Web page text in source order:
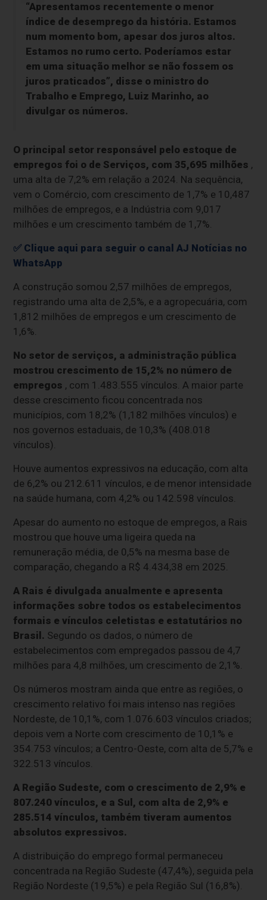
“Apresentamos recentemente o menor
índice de desemprego da história. Estamos
num momento bom, apesar dos juros altos.
Estamos no rumo certo. Poderíamos estar
em uma situação melhor se não fossem os
juros praticados”, disse o ministro do
Trabalho e Emprego, Luiz Marinho, ao
divulgar os números.
O principal setor responsável pelo estoque de
empregos foi o de Serviços, com 35,695 milhões ,
uma alta de 7,2% em relação a 2024. Na sequência,
vem o Comércio, com crescimento de 1,7% e 10,487
milhões de empregos, e a Indústria com 9,017
milhões e um crescimento também de 1,7%.
✅ Clique aqui para seguir o canal AJ Notícias no
WhatsApp
A construção somou 2,57 milhões de empregos,
registrando uma alta de 2,5%, e a agropecuária, com
1,812 milhões de empregos e um crescimento de
1,6%.
No setor de serviços, a administração pública
mostrou crescimento de 15,2% no número de
empregos , com 1.483.555 vínculos. A maior parte
desse crescimento ficou concentrada nos
municípios, com 18,2% (1,182 milhões vínculos) e
nos governos estaduais, de 10,3% (408.018
vínculos).
Houve aumentos expressivos na educação, com alta
de 6,2% ou 212.611 vínculos, e de menor intensidade
na saúde humana, com 4,2% ou 142.598 vínculos.
Apesar do aumento no estoque de empregos, a Rais
mostrou que houve uma ligeira queda na
remuneração média, de 0,5% na mesma base de
comparação, chegando a R$ 4.434,38 em 2025.
A Rais é divulgada anualmente e apresenta
informações sobre todos os estabelecimentos
formais e vínculos celetistas e estatutários no
Brasil. Segundo os dados, o número de
estabelecimentos com empregados passou de 4,7
milhões para 4,8 milhões, um crescimento de 2,1%.
Os números mostram ainda que entre as regiões, o
crescimento relativo foi mais intenso nas regiões
Nordeste, de 10,1%, com 1.076.603 vínculos criados;
depois vem a Norte com crescimento de 10,1% e
354.753 vínculos; a Centro-Oeste, com alta de 5,7% e
322.513 vínculos.
A Região Sudeste, com o crescimento de 2,9% e
807.240 vínculos, e a Sul, com alta de 2,9% e
285.514 vínculos, também tiveram aumentos
absolutos expressivos.
A distribuição do emprego formal permaneceu
concentrada na Região Sudeste (47,4%), seguida pela
Região Nordeste (19,5%) e pela Região Sul (16,8%).